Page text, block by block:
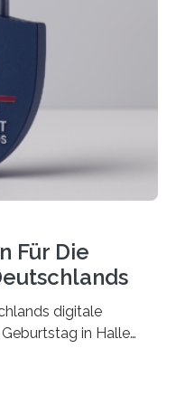
mit
– also mit Robotern,
erfassen,
auch mit…
Für Die
digitale
in Halle
in der